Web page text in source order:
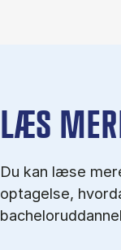
LÆS
Du kan læse
optagelse,